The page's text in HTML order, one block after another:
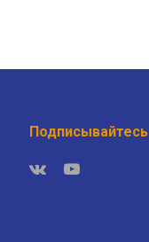
Подписывайтесь